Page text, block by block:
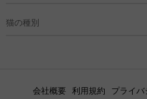
猫の種別
会社概要 利用規約 プライバ